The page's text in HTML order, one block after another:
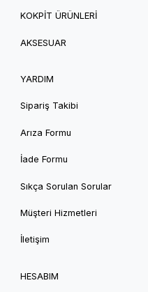
KOKPİT ÜRÜNLERİ
AKSESUAR
YARDIM
Sipariş Takibi
Arıza Formu
İade Formu
Sıkça Sorulan Sorular
Müşteri Hizmetleri
İletişim
HESABIM